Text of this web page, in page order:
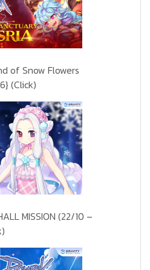
of Snow Flowers
(Click)
MISSION (22/10 –